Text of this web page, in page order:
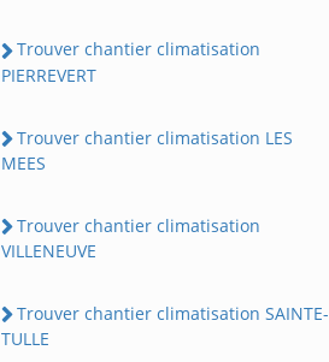
Trouver chantier climatisation
PIERREVERT
Trouver chantier climatisation LES
MEES
Trouver chantier climatisation
VILLENEUVE
Trouver chantier climatisation SAINTE-
TULLE